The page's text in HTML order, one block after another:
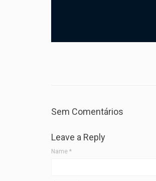
Sem Comentários
Leave a Reply
Name *